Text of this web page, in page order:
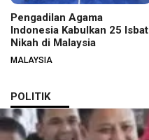
Pengadilan Agama
Indonesia Kabulkan 25 Isbat
Nikah di Malaysia
MALAYSIA
POLITIK